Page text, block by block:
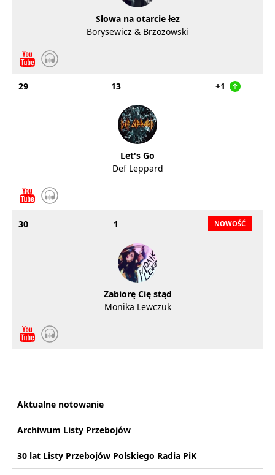
Słowa na otarcie łez
Borysewicz & Brzozowski
29 13 +1
Let's Go
Def Leppard
30 1
Zabiorę Cię stąd
Monika Lewczuk
Aktualne notowanie
Archiwum Listy Przebojów
30 lat Listy Przebojów Polskiego Radia PiK